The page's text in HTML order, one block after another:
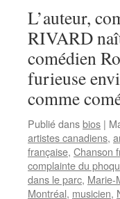
L’auteur,
RIVARD
comédien
furieuse
comme
Publié dansbios |
artistes canadiens,
française, Chanson
complainte du
dans le parc, Marie-
Montréal, musicien,